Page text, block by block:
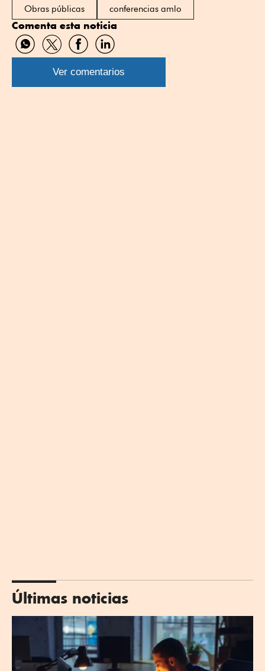
Obras públicas conferencias amlo
Comenta esta noticia
Compartir
por
WhatsApp
Compartir
por
Twitter
Compartir
por
Facebook
Compartir
por
Linkedin
Ver comentarios
Últimas noticias